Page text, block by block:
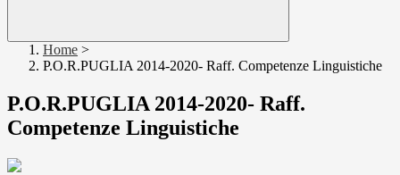
Home >
P.O.R.PUGLIA 2014-2020- Raff. Competenze Linguistiche
P.O.R.PUGLIA 2014-2020- Raff.
Competenze Linguistiche